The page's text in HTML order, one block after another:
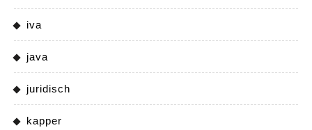
iva
java
juridisch
kapper